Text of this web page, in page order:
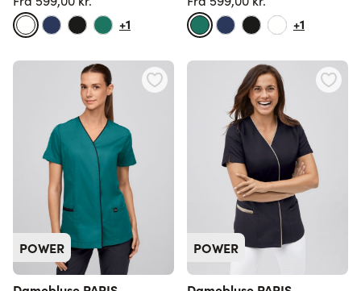
+1 +1
POWER POWER